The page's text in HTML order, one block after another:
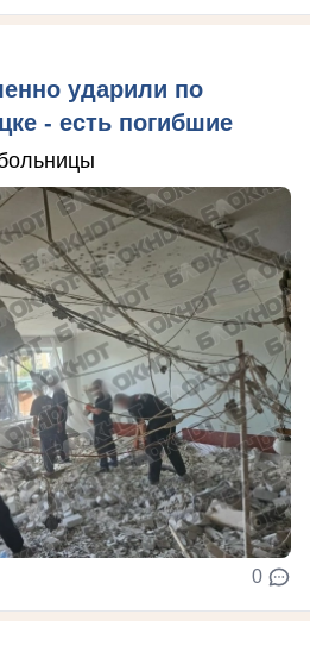
ударили по
- есть погибшие
0